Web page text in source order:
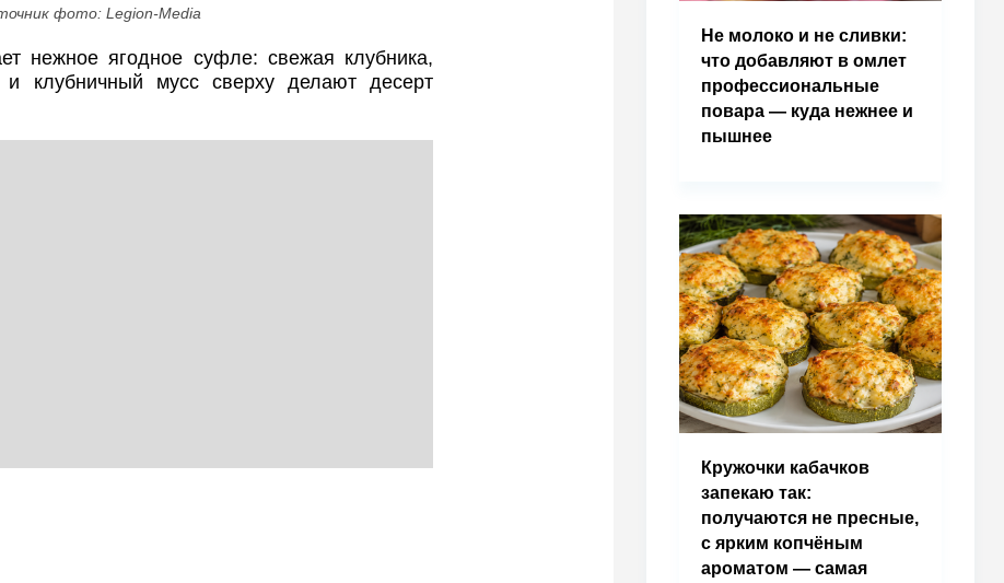
фото: Legion-Media
нежное ягодное суфле: свежая клубника,
и клубничный мусс сверху делают десерт
Не молоко и не сливки:
что добавляют в омлет
профессиональные
повара — куда нежнее и
пышнее
Кружочки кабачков
запекаю так:
получаются не пресные,
с ярким копчёным
ароматом — самая